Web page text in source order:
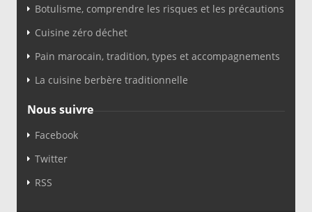
Botulisme, comprendre les risques et les précautions
Cuisine zéro déchet
Pain marocain, tradition, types et accompagnements
La cuisine berbère traditionnelle
Nous suivre
Facebook
Twitter
RSS